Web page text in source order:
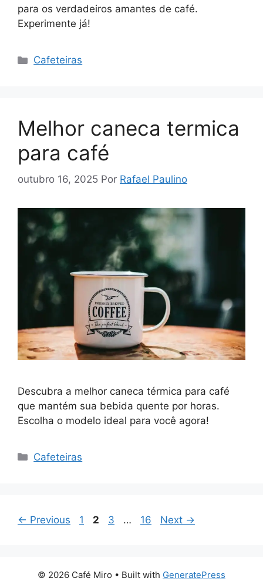
para os verdadeiros amantes de café.
Experimente já!
Categorias
Cafeteiras
Melhor caneca termica
para café
outubro 16, 2025 Por Rafael Paulino
Descubra a melhor caneca térmica para café
que mantém sua bebida quente por horas.
Escolha o modelo ideal para você agora!
Categorias
Cafeteiras
← Previous Page
1 Page
2 Page
3 … Page
16 Next →
© 2026 Café Miro • Built with GeneratePress